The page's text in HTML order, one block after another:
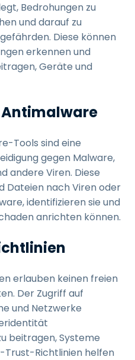
Bedrohungen zu
und darauf zu
Diese können
erkennen und
Geräte und
Tools sind eine
gegen Malware,
andere Viren. Diese
Dateien nach Viren oder
identifizieren sie und
anrichten können.
erlauben keinen freien
Der Zugriff auf
und Netzwerke
beitragen, Systeme
Trust-Richtlinien helfen